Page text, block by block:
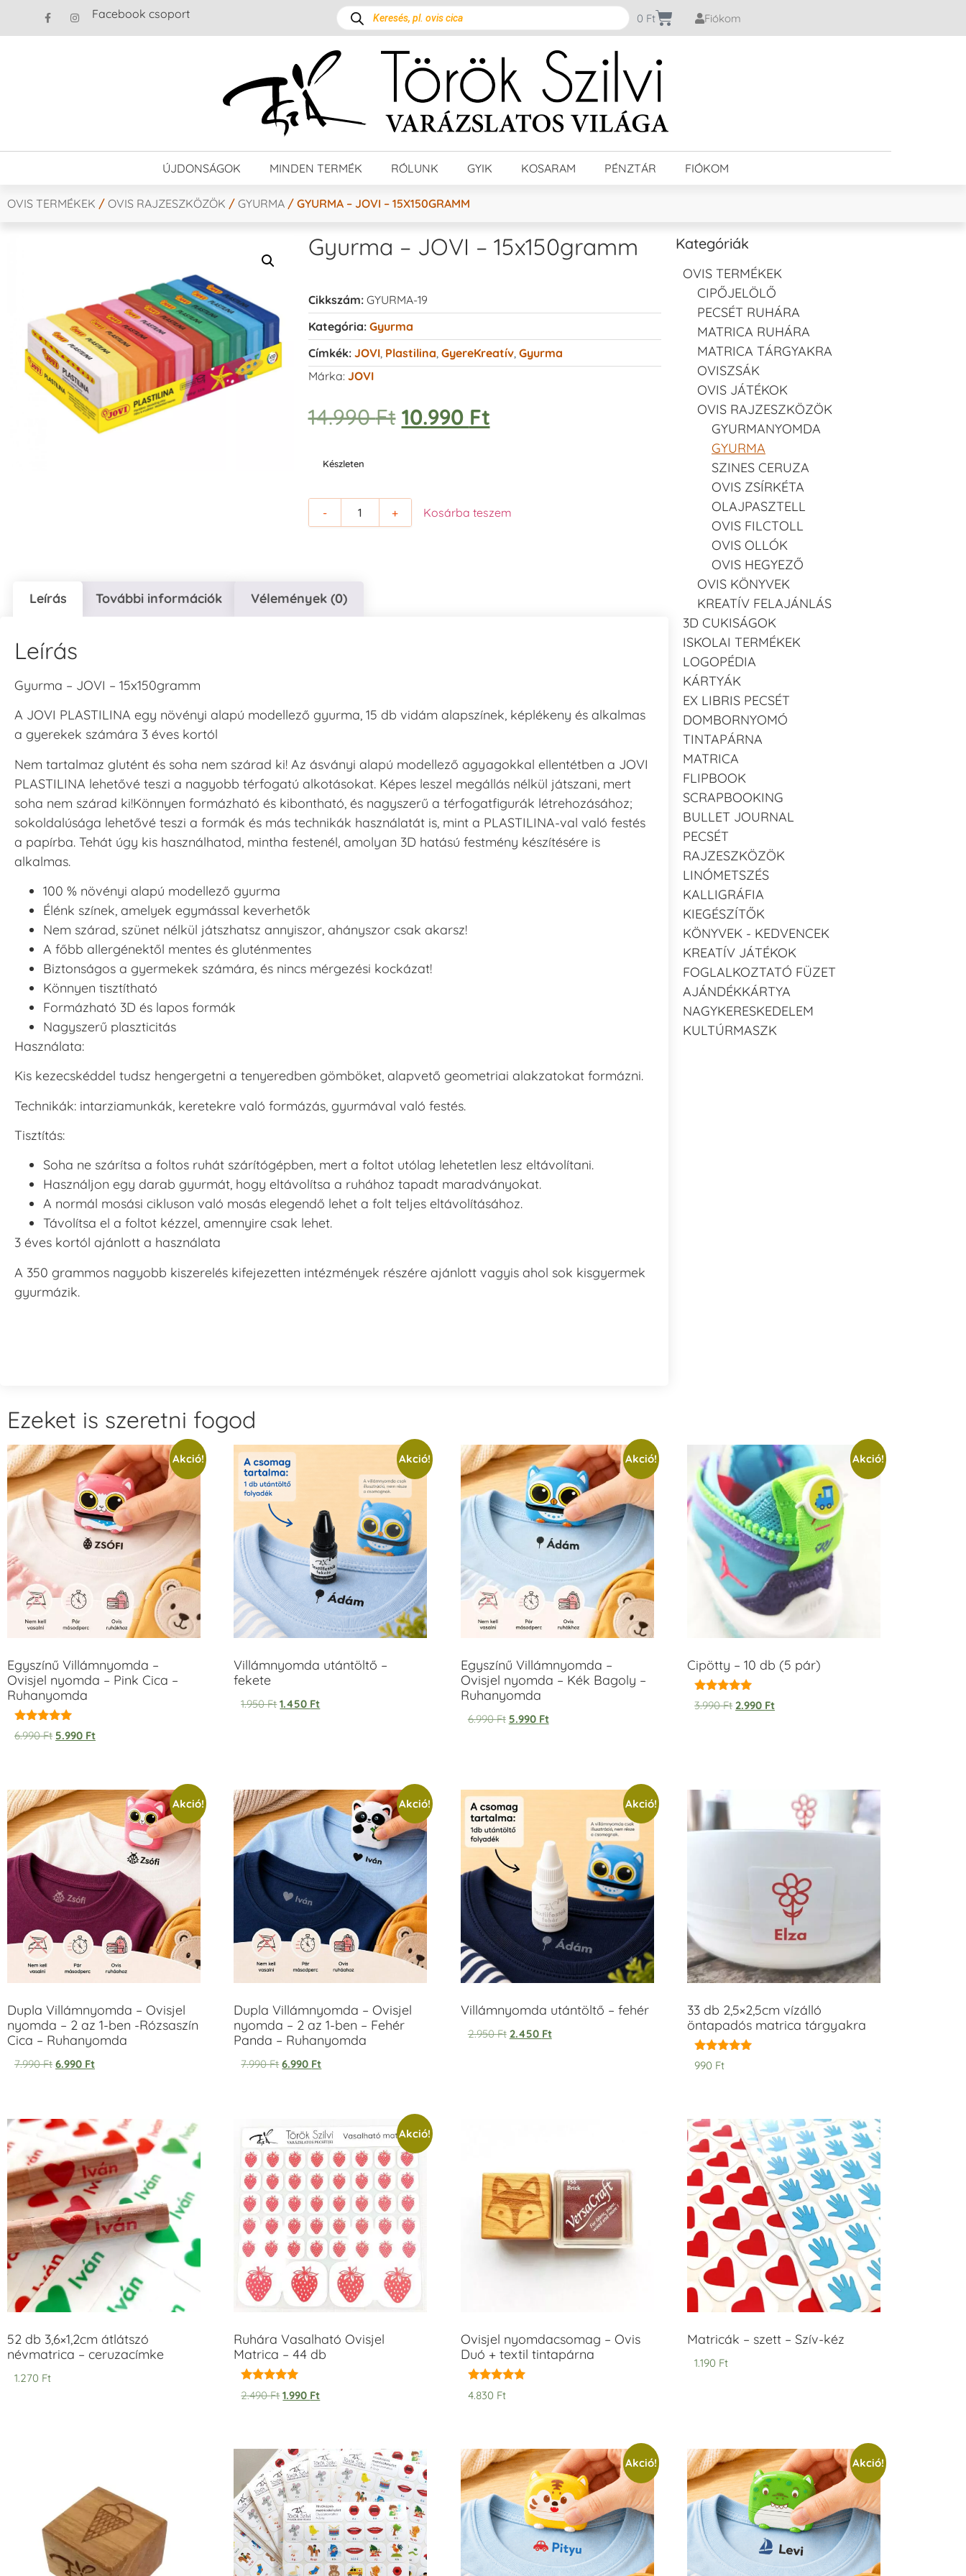
Facebook csoport 0 Ft Fiókom
ÚJDONSÁGOK MINDEN TERMÉK RÓLUNK GYIK KOSARAM PÉNZTÁR FIÓKOM
OVIS TERMÉKEK / OVIS RAJZESZKÖZÖK / GYURMA / GYURMA – JOVI – 15X150GRAMM
Gyurma – JOVI – 15x150gramm
Cikkszám: GYURMA-19
Kategória: Gyurma
Címkék: JOVI, Plastilina GyereKreatív, Gyurma
Márka: JOVI
14.990Ft 10.990 Ft
Készleten
- + Kosárba teszem
Leírás További információk Vélemények (0)
Leírás
Gyurma – JOVI – 15x150gramm
A JOVI PLASTILINA egy növényi alapú modellező gyurma, 15 db vidám alapszínek, képlékeny és alkalmas
a gyerekek számára 3 éves kortól
Nem tartalmaz glutént és soha nem szárad ki! Az ásványi alapú modellező agyagokkal ellentétben a JOVI
PLASTILINA lehetővé teszi a nagyobb térfogatú alkotásokat. Képes leszel megállás nélkül játszani, mert
soha nem szárad ki!Könnyen formázható és kibontható, és nagyszerű a térfogatfigurák létrehozásához;
sokoldalúsága lehetővé teszi a formák és más technikák használatát is, mint a PLASTILINA-val való festés
a papírba. Tehát úgy kis használhatod, mintha festenél, amolyan 3D hatású festmény készítésére is
alkalmas.
100 % növényi alapú modellező gyurma
Élénk színek, amelyek egymással keverhetők
Nem szárad, szünet nélkül játszhatsz annyiszor, ahányszor csak akarsz!
A főbb allergénektől mentes és gluténmentes
Biztonságos a gyermekek számára, és nincs mérgezési kockázat!
Könnyen tisztítható
Formázható 3D és lapos formák
Nagyszerű plaszticitás
Használata:
Kis kezecskéddel tudsz hengergetni a tenyeredben gömböket, alapvető geometriai alakzatokat formázni.
Technikák: intarziamunkák, keretekre való formázás, gyurmával való festés.
Tisztítás:
Soha ne szárítsa a foltos ruhát szárítógépben, mert a foltot utólag lehetetlen lesz eltávolítani.
Használjon egy darab gyurmát, hogy eltávolítsa a ruhához tapadt maradványokat.
A normál mosási cikluson való mosás elegendő lehet a folt teljes eltávolításához.
Távolítsa el a foltot kézzel, amennyire csak lehet.
3 éves kortól ajánlott a használata
A 350 grammos nagyobb kiszerelés kifejezetten intézmények részére ajánlott vagyis ahol sok kisgyermek
gyurmázik.
Kategóriák
OVIS TERMÉKEK
CIPŐJELÖLŐ
PECSÉT RUHÁRA
MATRICA RUHÁRA
MATRICA TÁRGYAKRA
OVISZSÁK
OVIS JÁTÉKOK
OVIS RAJZESZKÖZÖK
GYURMANYOMDA
GYURMA
SZINES CERUZA
OVIS ZSÍRKÉTA
OLAJPASZTELL
OVIS FILCTOLL
OVIS OLLÓK
OVIS HEGYEZŐ
OVIS KÖNYVEK
KREATÍV FELAJÁNLÁS
3D CUKISÁGOK
ISKOLAI TERMÉKEK
LOGOPÉDIA
KÁRTYÁK
EX LIBRIS PECSÉT
DOMBORNYOMÓ
TINTAPÁRNA
MATRICA
FLIPBOOK
SCRAPBOOKING
BULLET JOURNAL
PECSÉT
RAJZESZKÖZÖK
LINÓMETSZÉS
KALLIGRÁFIA
KIEGÉSZÍTŐK
KÖNYVEK - KEDVENCEK
KREATÍV JÁTÉKOK
FOGLALKOZTATÓ FÜZET
AJÁNDÉKKÁRTYA
NAGYKERESKEDELEM
KULTÚRMASZK
Ezeket is szeretni fogod
Akció!
Egyszínű Villámnyomda –
Ovisjel nyomda – Pink Cica –
Ruhanyomda
Értékelés:
5.00
6.990Ft 5.990 Ft
Akció!
Villámnyomda utántöltő –
fekete
1.950Ft 1.450 Ft
Akció!
Egyszínű Villámnyomda –
Ovisjel nyomda – Kék Bagoly –
Ruhanyomda
6.990Ft 5.990 Ft
Akció!
Cipötty – 10 db (5 pár)
Értékelés:
5.00
3.990Ft 2.990 Ft
Akció!
Dupla Villámnyomda – Ovisjel
nyomda – 2 az 1-ben -Rózsaszín
Cica – Ruhanyomda
7.990Ft 6.990 Ft
Akció!
Dupla Villámnyomda – Ovisjel
nyomda – 2 az 1-ben – Fehér
Panda – Ruhanyomda
7.990Ft 6.990 Ft
Akció!
Villámnyomda utántöltő – fehér
2.950Ft 2.450 Ft
33 db 2,5×2,5cm vízálló
öntapadós matrica tárgyakra
Értékelés:
5.00
990 Ft
52 db 3,6×1,2cm átlátszó
névmatrica – ceruzacímke
1.270 Ft
Akció!
Ruhára Vasalható Ovisjel
Matrica – 44 db
Értékelés:
5.00
2.490Ft 1.990 Ft
Ovisjel nyomdacsomag – Ovis
Duó + textil tintapárna
Értékelés:
5.00
4.830 Ft
Matricák – szett – Szív-kéz
1.190 Ft
Akció! Akció!